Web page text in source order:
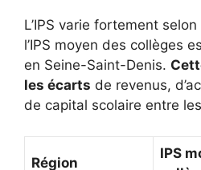
L’IPS varie fortement
l’IPS moyen des collèges
en Seine-Saint-Denis.
les écarts de revenus,
de capital scolaire entre
Région
IPS